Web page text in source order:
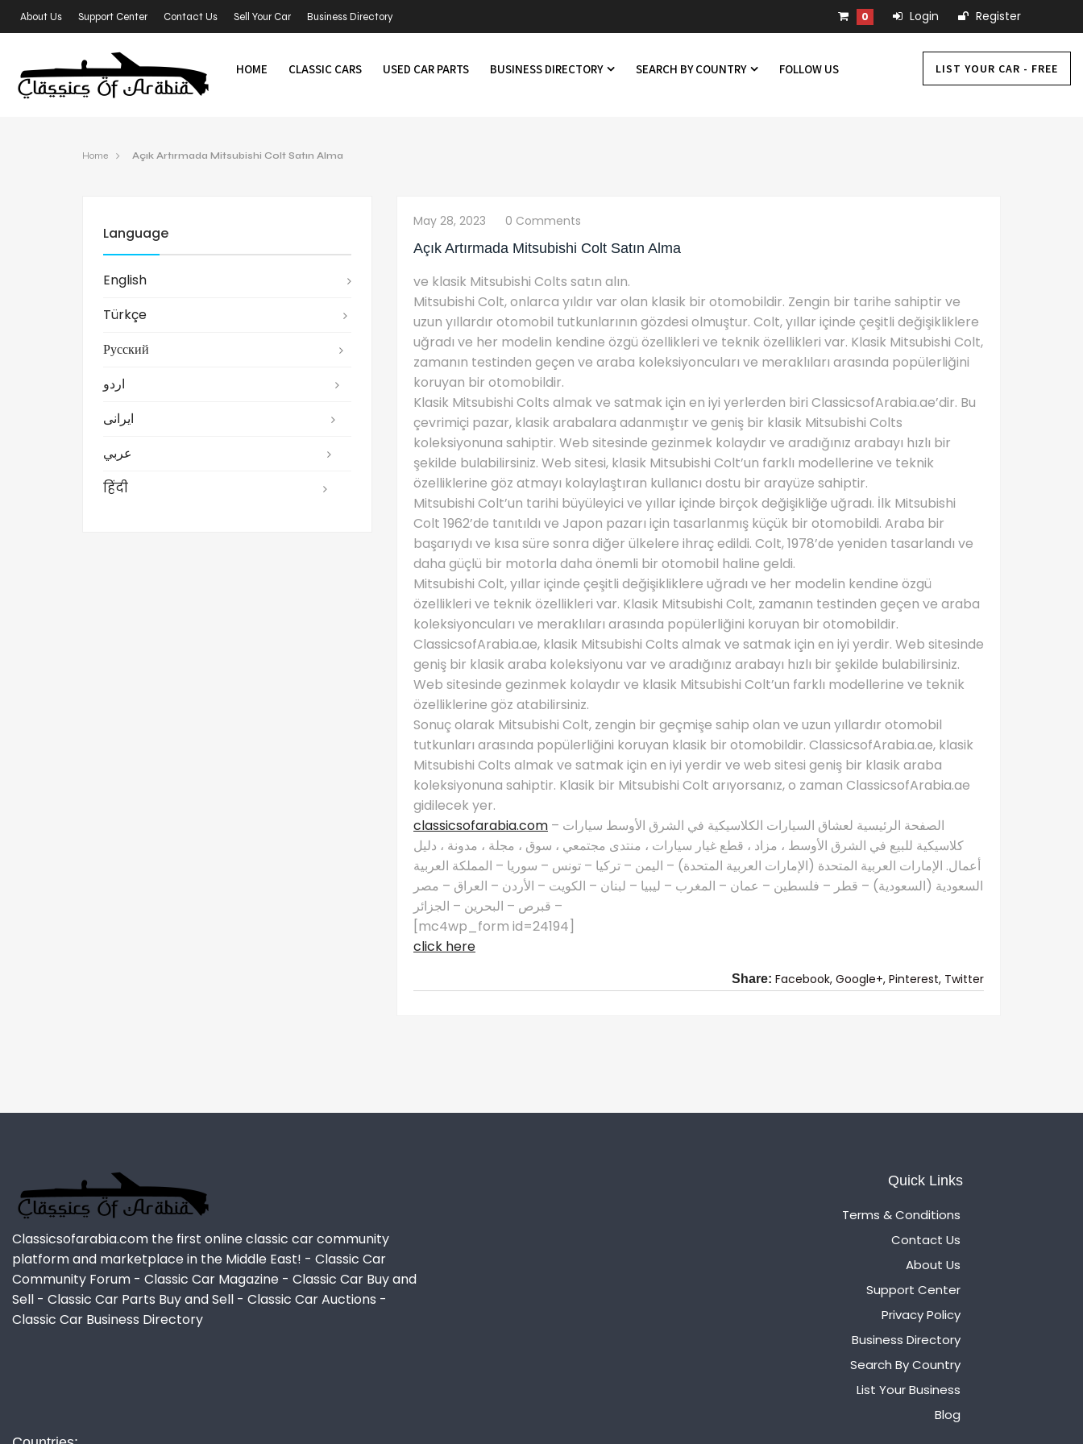
About Us Support Center Contact Us Sell Your Car Business Directory 0 Login Register
HOME CLASSIC CARS USED CAR PARTS BUSINESS DIRECTORY SEARCH BY COUNTRY FOLLOW US LIST YOUR CAR - FREE
Home Açık Artırmada Mitsubishi Colt Satın Alma
Language
English
Türkçe
Русский
اردو
ایرانی
عربي
हिंदी
May 28, 2023
0 Comments
Açık Artırmada Mitsubishi Colt Satın Alma
ve klasik Mitsubishi Colts satın alın.
Mitsubishi Colt, onlarca yıldır var olan klasik bir otomobildir. Zengin bir tarihe sahiptir ve
uzun yıllardır otomobil tutkunlarının gözdesi olmuştur. Colt, yıllar içinde çeşitli değişikliklere
uğradı ve her modelin kendine özgü özellikleri ve teknik özellikleri var. Klasik Mitsubishi Colt,
zamanın testinden geçen ve araba koleksiyoncuları ve meraklıları arasında popülerliğini
koruyan bir otomobildir.
Klasik Mitsubishi Colts almak ve satmak için en iyi yerlerden biri ClassicsofArabia.ae’dir. Bu
çevrimiçi pazar, klasik arabalara adanmıştır ve geniş bir klasik Mitsubishi Colts
koleksiyonuna sahiptir. Web sitesinde gezinmek kolaydır ve aradığınız arabayı hızlı bir
şekilde bulabilirsiniz. Web sitesi, klasik Mitsubishi Colt’un farklı modellerine ve teknik
özelliklerine göz atmayı kolaylaştıran kullanıcı dostu bir arayüze sahiptir.
Mitsubishi Colt’un tarihi büyüleyici ve yıllar içinde birçok değişikliğe uğradı. İlk Mitsubishi
Colt 1962’de tanıtıldı ve Japon pazarı için tasarlanmış küçük bir otomobildi. Araba bir
başarıydı ve kısa süre sonra diğer ülkelere ihraç edildi. Colt, 1978’de yeniden tasarlandı ve
daha güçlü bir motorla daha önemli bir otomobil haline geldi.
Mitsubishi Colt, yıllar içinde çeşitli değişikliklere uğradı ve her modelin kendine özgü
özellikleri ve teknik özellikleri var. Klasik Mitsubishi Colt, zamanın testinden geçen ve araba
koleksiyoncuları ve meraklıları arasında popülerliğini koruyan bir otomobildir.
ClassicsofArabia.ae, klasik Mitsubishi Colts almak ve satmak için en iyi yerdir. Web sitesinde
geniş bir klasik araba koleksiyonu var ve aradığınız arabayı hızlı bir şekilde bulabilirsiniz.
Web sitesinde gezinmek kolaydır ve klasik Mitsubishi Colt’un farklı modellerine ve teknik
özelliklerine göz atabilirsiniz.
Sonuç olarak Mitsubishi Colt, zengin bir geçmişe sahip olan ve uzun yıllardır otomobil
tutkunları arasında popülerliğini koruyan klasik bir otomobildir. ClassicsofArabia.ae, klasik
Mitsubishi Colts almak ve satmak için en iyi yerdir ve web sitesi geniş bir klasik araba
koleksiyonuna sahiptir. Klasik bir Mitsubishi Colt arıyorsanız, o zaman ClassicsofArabia.ae
gidilecek yer.
classicsofarabia.com – الصفحة الرئيسية لعشاق السيارات الكلاسيكية في الشرق الأوسط سيارات
كلاسيكية للبيع في الشرق الأوسط ، مزاد ، قطع غيار سيارات ، منتدى مجتمعي ، سوق ، مجلة ، مدونة ، دليل
أعمال. الإمارات العربية المتحدة (الإمارات العربية المتحدة) – اليمن – تركيا – تونس – سوريا – المملكة العربية
السعودية (السعودية) – قطر – فلسطين – عمان – المغرب – ليبيا – لبنان – الكويت – الأردن – العراق – مصر
– قبرص – البحرين – الجزائر
[mc4wp_form id=24194]
click here
Share: Facebook, Google+, Pinterest, Twitter
Classicsofarabia.com the first online classic car community
platform and marketplace in the Middle East! - Classic Car
Community Forum - Classic Car Magazine - Classic Car Buy and
Sell - Classic Car Parts Buy and Sell - Classic Car Auctions -
Classic Car Business Directory
Quick Links
Terms & Conditions
Contact Us
About Us
Support Center
Privacy Policy
Business Directory
Search By Country
List Your Business
Blog